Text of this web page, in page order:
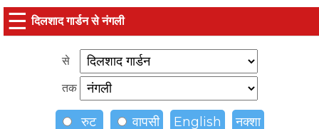
☰ दिलशाद गार्डन से नंगली
से
तक
रुट वापसी English नक्शा